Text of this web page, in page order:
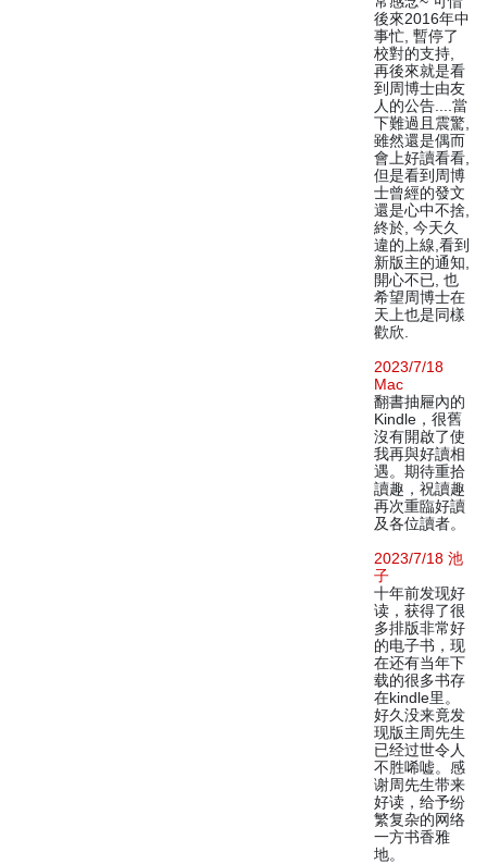
後來2016年中
事忙, 暫停了
校對的支持,
再後來就是看
到周博士由友
人的公告....當
下難過且震驚,
雖然還是偶而
會上好讀看看,
但是看到周博
士曾經的發文
還是心中不捨,
終於, 今天久
違的上線,看到
新版主的通知,
開心不已, 也
希望周博士在
天上也是同樣
歡欣.
2023/7/18
Mac
翻書抽屜內的
Kindle，很舊
沒有開啟了使
我再與好讀相
遇。期待重拾
讀趣，祝讀趣
再次重臨好讀
及各位讀者。
2023/7/18 池
子
十年前发现好
读，获得了很
多排版非常好
的电子书，现
在还有当年下
载的很多书存
在kindle里。
好久没来竟发
现版主周先生
已经过世令人
不胜唏嘘。感
谢周先生带来
好读，给予纷
繁复杂的网络
一方书香雅
地。